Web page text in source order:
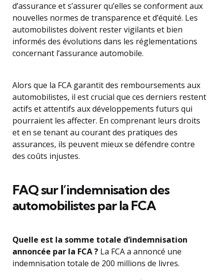
d’assurance et s’assurer qu’elles se conforment aux
nouvelles normes de transparence et d’équité. Les
automobilistes doivent rester vigilants et bien
informés des évolutions dans les réglementations
concernant l’assurance automobile.
Alors que la FCA garantit des remboursements aux
automobilistes, il est crucial que ces derniers restent
actifs et attentifs aux développements futurs qui
pourraient les affecter. En comprenant leurs droits
et en se tenant au courant des pratiques des
assurances, ils peuvent mieux se défendre contre
des coûts injustes.
FAQ sur l’indemnisation des
automobilistes par la FCA
Quelle est la somme totale d’indemnisation
annoncée par la FCA ? La FCA a annoncé une
indemnisation totale de 200 millions de livres.